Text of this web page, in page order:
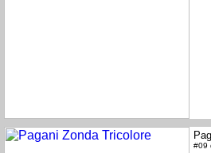
#09